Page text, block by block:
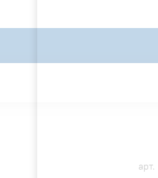
арт.